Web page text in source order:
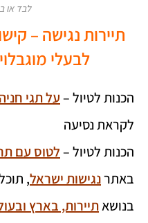
לבד או
תיירות נגישה –
לבעלי
הכנות לטיול –על תגי
לקראת נסיעה
הכנות לטיול –לטוס עם
באתרנגישות ישראל,
בנושאתיירות, בארץ